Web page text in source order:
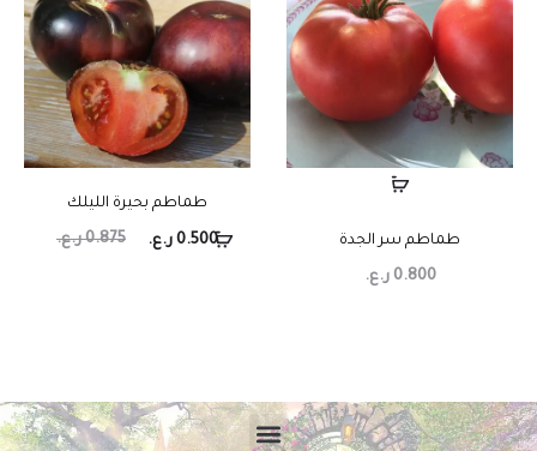
طماطم سر الجدة
0.800 ر.ع.
طماطم بحيرة الليلك
0.875 ر.ع. 0.500 ر.ع.